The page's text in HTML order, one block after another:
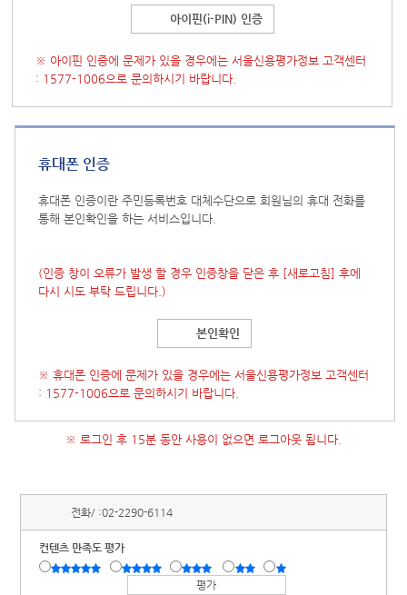
아이핀(i-PIN) 인증
※ 아이핀 인증에 문제가 있을 경우에는 서울신용평가정보 고객센터
: 1577-1006으로 문의하시기 바랍니다.
휴대폰 인증
휴대폰 인증이란 주민등록번호 대체수단으로 회원님의 휴대 전화를
통해 본인확인을 하는 서비스입니다.
(인증 창이 오류가 발생 할 경우 인증창을 닫은 후 [새로고침] 후에
다시 시도 부탁 드립니다.)
본인확인
※ 휴대폰 인증에 문제가 있을 경우에는 서울신용평가정보 고객센터
: 1577-1006으로 문의하시기 바랍니다.
※ 로그인 후 15분 동안 사용이 없으면 로그아웃 됩니다.
전화/ :02-2290-6114
컨텐츠 만족도 평가